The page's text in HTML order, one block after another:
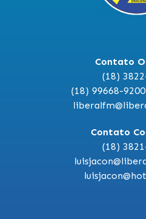
Contato
(18)
(18) 99668-
Contato
(18)